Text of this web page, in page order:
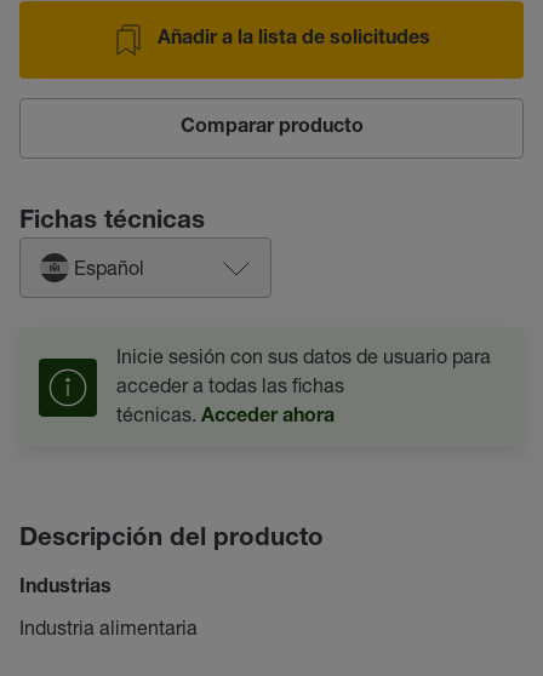
Añadir a la lista de solicitudes
Comparar producto
Fichas técnicas
Español
Inicie sesión con sus datos de usuario para
acceder a todas las fichas
técnicas. Acceder ahora
Descripción del producto
Industrias
Industria alimentaria